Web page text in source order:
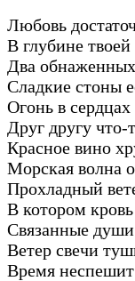
Любовь
В глубине
Два
Сладкие стоны
Огонь в сердцах
Друг другу
Красное вино
Морская волна
Прохладный
В котором
Связанные
Ветер свечи
Время неспешит